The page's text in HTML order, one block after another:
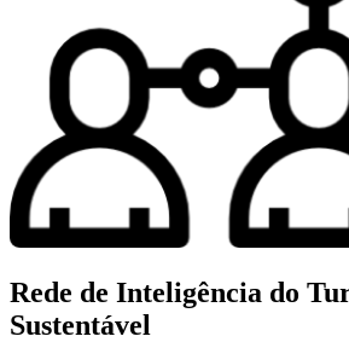
Rede de Inteligência do
Sustentável